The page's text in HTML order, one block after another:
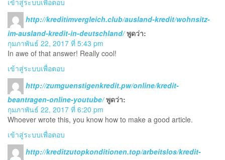
เข้าสู่ระบบเพื่อตอบ
http://kreditimvergleich.club/ausland-kredit/wohnsitz-
im-ausland-kredit-in-deutschland/ พูดว่า:
กุมภาพันธ์ 22, 2017 ที่ 5:43 pm
In awe of that answer! Really cool!
เข้าสู่ระบบเพื่อตอบ
http://zumguenstigenkredit.pw/online/kredit-
beantragen-online-youtube/ พูดว่า:
กุมภาพันธ์ 22, 2017 ที่ 6:20 pm
Whoever wrote this, you know how to make a good article.
เข้าสู่ระบบเพื่อตอบ
http://kreditzutopkonditionen.top/arbeitslos/kredit-